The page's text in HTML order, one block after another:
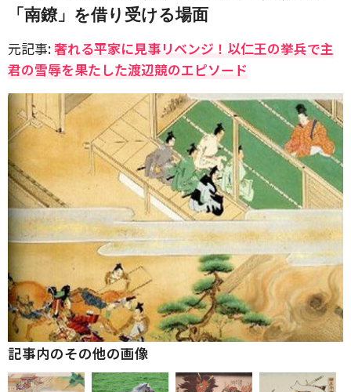
「南鐐」を借り受ける場面
元記事:奢れる平家に見事リベンジ！以仁王の挙兵で主
君の雪辱を果たした渡辺競のエピソード
記事内のその他の画像